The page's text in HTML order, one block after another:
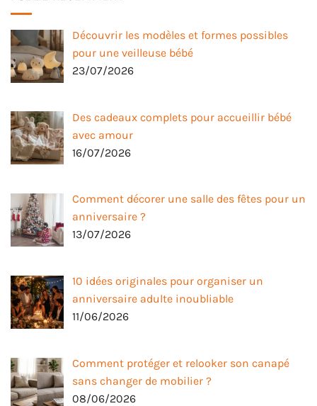
Découvrir les modèles et formes possibles
pour une veilleuse bébé
23/07/2026
Des cadeaux complets pour accueillir bébé
avec amour
16/07/2026
Comment décorer une salle des fêtes pour un
anniversaire ?
13/07/2026
10 idées originales pour organiser un
anniversaire adulte inoubliable
11/06/2026
Comment protéger et relooker son canapé
sans changer de mobilier ?
08/06/2026